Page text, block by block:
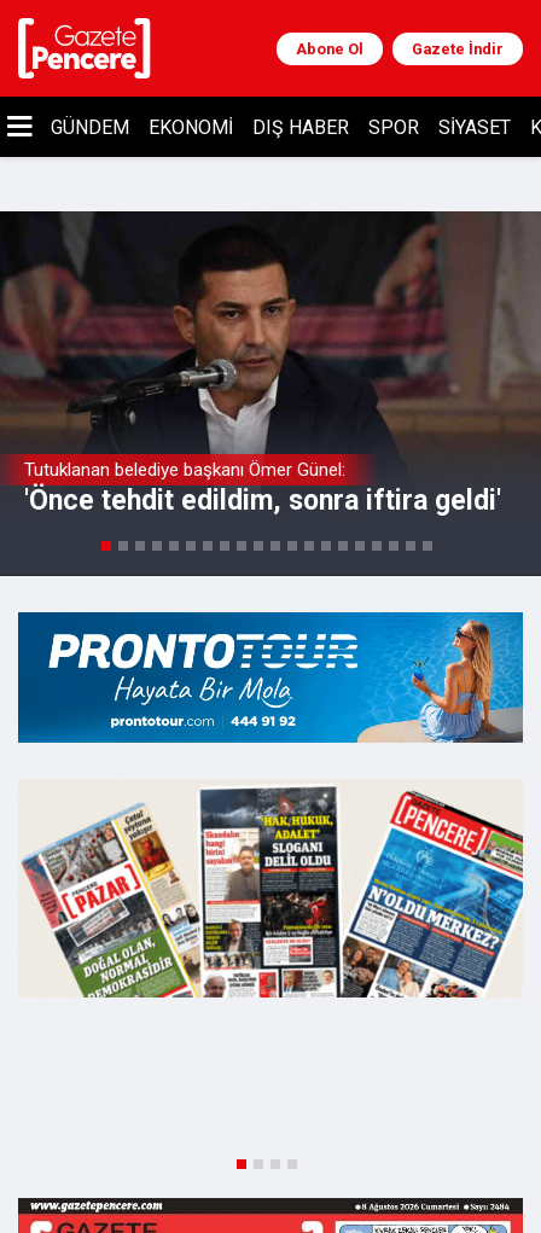
Abone Ol Gazete İndir
GÜNDEM EKONOMI DIŞ HABER SPOR SIYASET
Tutuklanan belediye başkanı Ömer Günel:
'Önce tehdit edildim, sonra iftira geldi'